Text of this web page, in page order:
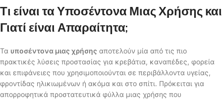
Τι είναι τα Υποσέντονα Μιας Χρήσης και
Γιατί είναι Απαραίτητα;
Τα υποσέντονα μιας χρήσης αποτελούν μία από τις πιο
πρακτικές λύσεις προστασίας για κρεβάτια, καναπέδες, φορεία
και επιφάνειες που χρησιμοποιούνται σε περιβάλλοντα υγείας,
φροντίδας ηλικιωμένων ή ακόμα και στο σπίτι. Πρόκειται για
απορροφητικά προστατευτικά φύλλα μιας χρήσης που